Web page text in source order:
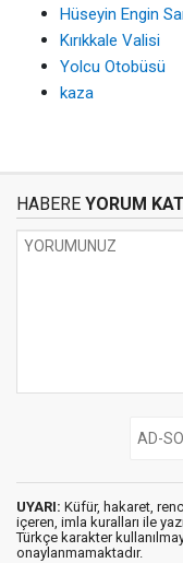
Hüseyin Engin
Kırıkkale Valisi
Yolcu Otobüsü
kaza
HABERE YORUM KAT
UYARI: Küfür, hakaret,
içeren, imla kuralları ile
Türkçe karakter
onaylanmamaktadır.